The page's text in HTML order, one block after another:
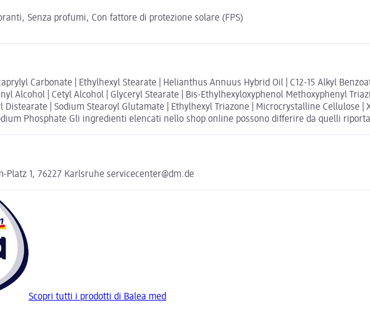
Senza profumi, Con fattore di protezione solare (FPS)
Carbonate | Ethylhexyl Stearate | Helianthus Annuus Hybrid Oil | C12-15 Alkyl
Alcohol | Cetyl Alcohol | Glyceryl Stearate | Bis-Ethylhexyloxyphenol Methoxyphenyl
| Sodium Stearoyl Glutamate | Ethylhexyl Triazone | Microcrystalline Cellulose |
Phosphate Gli ingredienti elencati nello shop online possono differire da quelli
Platz 1, 76227 Karlsruhe servicecenter@dm.de
Scopri tutti i prodotti di Balea med